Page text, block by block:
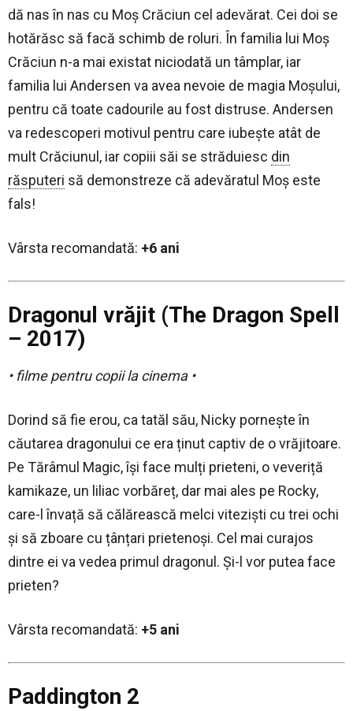
dă nas în nas cu Moş Crăciun cel adevărat. Cei doi se
hotărăsc să facă schimb de roluri. În familia lui Moş
Crăciun n-a mai existat niciodată un tâmplar, iar
familia lui Andersen va avea nevoie de magia Moşului,
pentru că toate cadourile au fost distruse. Andersen
va redescoperi motivul pentru care iubeşte atât de
mult Crăciunul, iar copiii săi se străduiesc din
răsputeri să demonstreze că adevăratul Moş este
fals!
Vârsta recomandată: +6 ani
Dragonul vrăjit (The Dragon Spell
– 2017)
• filme pentru copii la cinema •
Dorind să fie erou, ca tatăl său, Nicky pornește în
căutarea dragonului ce era ținut captiv de o vrăjitoare.
Pe Tărâmul Magic, își face mulți prieteni, o veveriță
kamikaze, un liliac vorbăreț, dar mai ales pe Rocky,
care-l învață să călărească melci viteziști cu trei ochi
și să zboare cu țânțari prietenoși. Cel mai curajos
dintre ei va vedea primul dragonul. Și-l vor putea face
prieten?
Vârsta recomandată: +5 ani
Paddington 2